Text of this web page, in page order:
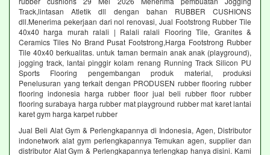
Track,lintasan Atletik dll dengan bahan RUBBER CUSHIONS
dll.Menerima pekerjaan dari nol renovasi, Jual Footstrong Rubber Tile
40x40 harga murah ralali | Ralali ralali Flooring Tile, Granites &
Ceramics Tiles No Brand Pusat Footstrong,Harga Footstrong Rubber
Tile 40x40 berkualitas. untuk taman bermain anak anak (playground),
jogging track, lantai pinggir kolam renang Running Track Silicon PU
Sports Flooring pengembangan produk material, produksi
Penelusuran yang terkait dengan PRODUSEN rubber flooring rubber
flooring indonesia harga rubber floor jual beli rubber floor rubber
flooring surabaya harga rubber mat playground rubber mat karet lantai
karet gym harga karpet rubber
Jual Beli Alat Gym & Perlengkapannya di Indonesia, Agen, Distributor
indonetwork alat gym perlengkapannya Temukan agen, supplier dan
distributor Alat Gym & Perlengkapannya terlengkap hanya disini. Kami